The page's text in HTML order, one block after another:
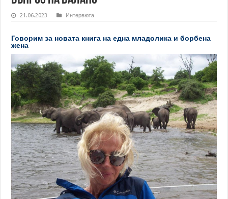
21.06.2023 Интервюта
Говорим за новата книга на една младолика и борбена
жена